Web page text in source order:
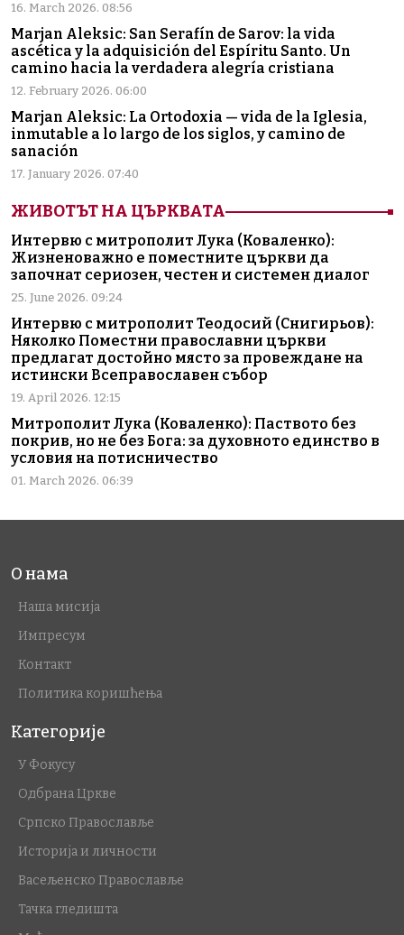
16. March 2026. 08:56
Marjan Aleksic: San Serafín de Sarov: la vida
ascética y la adquisición del Espíritu Santo. Un
camino hacia la verdadera alegría cristiana
12. February 2026. 06:00
Marjan Aleksic: La Ortodoxia — vida de la Iglesia,
inmutable a lo largo de los siglos, y camino de
sanación
17. January 2026. 07:40
ЖИВОТЪТ НА ЦЪРКВАТА
Интервю с митрополит Лука (Коваленко):
Жизненоважно е поместните църкви да
започнат сериозен, честен и системен диалог
25. June 2026. 09:24
Интервю с митрополит Теодосий (Снигирьов):
Няколко Поместни православни църкви
предлагат достойно място за провеждане на
истински Всеправославен събор
19. April 2026. 12:15
Митрополит Лука (Коваленко): Паството без
покрив, но не без Бога: за духовното единство в
условия на потисничество
01. March 2026. 06:39
О нама
Наша мисија
Импресум
Контакт
Политика коришћења
Категорије
У Фокусу
Одбрана Цркве
Српско Православље
Историја и личности
Васељенско Православље
Тачка гледишта